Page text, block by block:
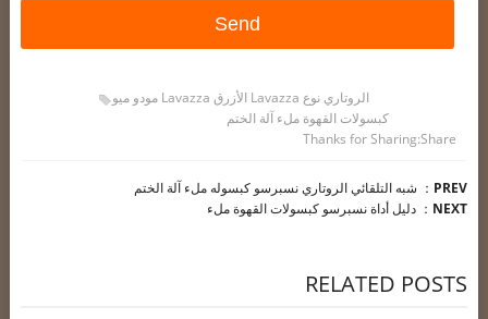
الروتاري نوع Lavazza الأزرق Lavazza مودو ميو
كبسولات القهوة ملء آلة الختم
Thanks for Sharing Share:
PREV
： شبه التلقائي الروتاري نسبرسو كبسوله ملء آلة الختم
NEXT
： دليل أداة نسبرسو كبسولات القهوة ملء
RELATED POSTS